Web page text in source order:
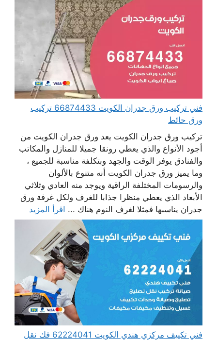
فني تركيب ورق جدران الكويت 66874433 تركيب
ورق حائط
تركيب ورق جدران الكويت يعد ورق جدران الكويت من
أجود الأنواع والذي يعطي رونقا جميلا للمنازل والمكاتب
والفنادق يوفر الوقت والجهد وبتكلفة مناسبة للجميع ،
وما يميز ورق جدران الكويت أنه متنوع بالألوان
والرسومات المختلفة الراقية ويوجد منه العادي وثلاثي
الأبعاد الذي يعطي منظرا جذابا للغرف ولكل غرفة ورق
جدران يناسبها فمثلا لغرف النوم هناك ... اقرأ المزيد
فني تكييف مركزي هندي الكويت 62224041 فك نقل